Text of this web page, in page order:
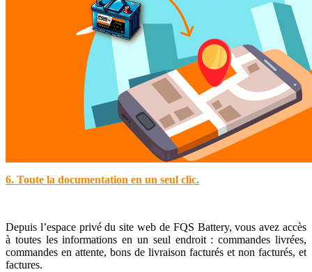
6. Toute la documentation en un seul clic.
Depuis l’espace privé du site web de FQS Battery, vous avez accès
à toutes les informations en un seul endroit : commandes livrées,
commandes en attente, bons de livraison facturés et non facturés, et
factures.